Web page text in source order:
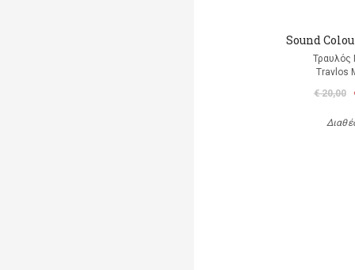
Sound
Τραυλός
Travlos
€ 20,00